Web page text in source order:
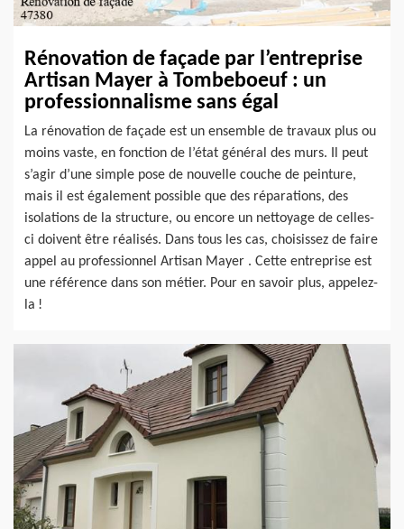
Rénovation de façade par l’entreprise
Artisan Mayer à Tombeboeuf : un
professionnalisme sans égal
La rénovation de façade est un ensemble de travaux plus ou
moins vaste, en fonction de l’état général des murs. Il peut
s’agir d’une simple pose de nouvelle couche de peinture,
mais il est également possible que des réparations, des
isolations de la structure, ou encore un nettoyage de celles-
ci doivent être réalisés. Dans tous les cas, choisissez de faire
appel au professionnel Artisan Mayer . Cette entreprise est
une référence dans son métier. Pour en savoir plus, appelez-
la !